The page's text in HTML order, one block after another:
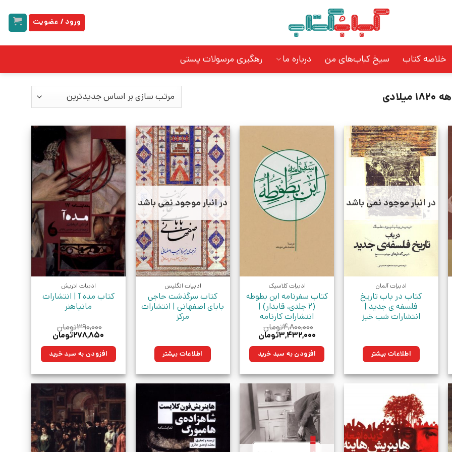
ورود / عضویت
خلاصه کتاب سیخ کباب‌های من درباره ما رهگیری مرسولات پستی
میلادی
در انبار موجود نمی باشد
ادبیات آلمان
کتاب در باب تاریخ
فلسفه ی جدید |
انتشارات شب خیز
اطلاعات بیشتر
ادبیات کلاسیک
کتاب سفرنامه ابن بطوطه
(2 جلدی، قابدار) |
انتشارات کارنامه
۴,۸۰۰,۰۰۰تومان
قیمت
۴,۸۰۰,۰۰۰تومان
بود.
۳,۴۳۲,۰۰۰تومان
۳,۴۳۲,۰۰۰تومان. افزودن به سبد خرید
در انبار موجود نمی باشد
ادبیات انگلیس
کتاب سرگذشت حاجی
بابای اصفهانی | انتشارات
مرکز
اطلاعات بیشتر
ادبیات اتریش
کتاب مده آ | انتشارات
مانیاهنر
۳۹۰,۰۰۰تومان
قیمت
۳۹۰,۰۰۰تومان
بود.
۲۷۸,۸۵۰تومانقیمت
۲۷۸,۸۵۰تومان.افزودن به سبد خرید